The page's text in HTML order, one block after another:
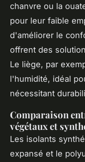
chanvre ou la
pour leur faible
d'améliorer le
offrent des
Le liège, par
l'humidité, idéal
nécessitant
Comparaison
végétaux et
Les isolants
expansé et le